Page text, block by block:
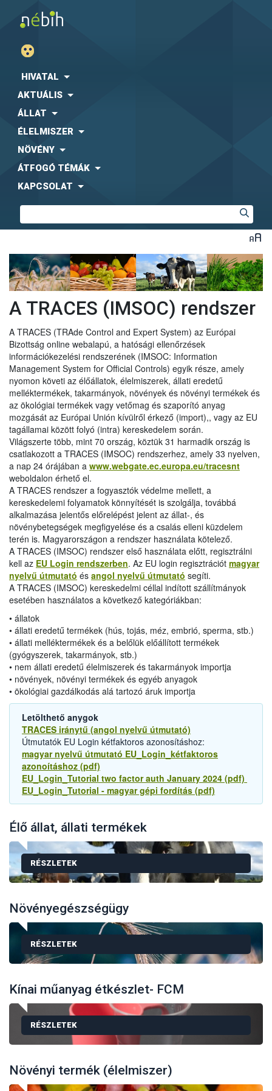
HIVATAL
AKTUÁLIS
ÁLLAT
ÉLELMISZER
NÖVÉNY
ÁTFOGÓ TÉMÁK
KAPCSOLAT
A TRACES (IMSOC) rendszer
A TRACES (TRAde Control and Expert System) az Európai
Bizottság online webalapú, a hatósági ellenőrzések
információkezelési rendszerének (IMSOC: Information
Management System for Official Controls) egyik része, amely
nyomon követi az élőállatok, élelmiszerek, állati eredetű
melléktermékek, takarmányok, növények és növényi termékek és
az ökológiai termékek vagy vetőmag és szaporító anyag
mozgását az Európai Unión kívülről érkező (import),, vagy az EU
tagállamai között folyó (intra) kereskedelem során.
Világszerte több, mint 70 ország, köztük 31 harmadik ország is
csatlakozott a TRACES (IMSOC) rendszerhez, amely 33 nyelven,
a nap 24 órájában a www.webgate.ec.europa.eu/tracesnt
weboldalon érhető el.
A TRACES rendszer a fogyasztók védelme mellett, a
kereskedelemi folyamatok könnyítését is szolgálja, továbbá
alkalmazása jelentős előrelépést jelent az állat-, és
növénybetegségek megfigyelése és a csalás elleni küzdelem
terén is. Magyarországon a rendszer használata kötelező.
A TRACES (IMSOC) rendszer első használata előtt, regisztrálni
kell az EU Login rendszerben. Az EU login regisztrációt magyar
nyelvű útmutató és angol nyelvű útmutató segíti.
A TRACES (IMSOC) kereskedelmi céllal indított szállítmányok
esetében használatos a következő kategóriákban:
• állatok
• állati eredetű termékek (hús, tojás, méz, embrió, sperma, stb.)
• állati melléktermékek és a belőlük előállított termékek
(gyógyszerek, takarmányok, stb.)
• nem állati eredetű élelmiszerek és takarmányok importja
• növények, növényi termékek és egyéb anyagok
• ökológiai gazdálkodás alá tartozó áruk importja
Letölthető anygok
TRACES iránytű (angol nyelvű útmutató)
Útmutatók EU Login kétfaktoros azonosításhoz:
magyar nyelvű útmutató EU_Login_kétfaktoros
azonoításhoz (pdf)
EU_Login_Tutorial two factor auth January 2024 (pdf)
EU_Login_Tutorial - magyar gépi fordítás (pdf)
Élő állat, állati termékek
RÉSZLETEK
Növényegészségügy
RÉSZLETEK
Kínai műanyag étkészlet- FCM
RÉSZLETEK
Növényi termék (élelmiszer)